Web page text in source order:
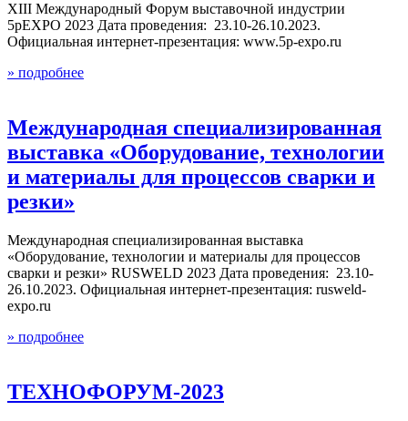
XIII Международный Форум выставочной индустрии
5pEXPO 2023 Дата проведения: 23.10-26.10.2023.
Официальная интернет-презентация: www.5p-expo.ru
» подробнее
Международная специализированная
выставка «Оборудование, технологии
и материалы для процессов сварки и
резки»
Международная специализированная выставка
«Оборудование, технологии и материалы для процессов
сварки и резки» RUSWELD 2023 Дата проведения: 23.10-
26.10.2023. Официальная интернет-презентация: rusweld-
expo.ru
» подробнее
ТЕХНОФОРУМ-2023